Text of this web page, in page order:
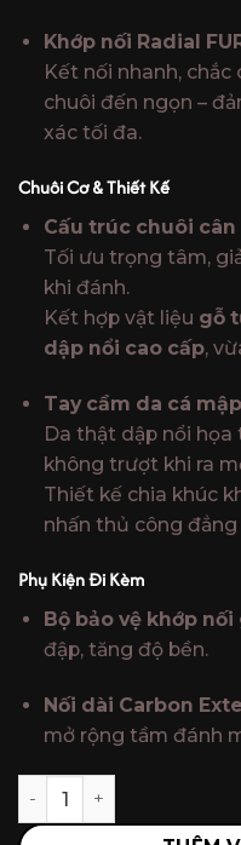
Khớp nối Radial
Kết nối nhanh,
chuôi đến ngọn –
xác tối đa.
Chuôi Cơ & Thiết Kế
Cấu trúc chuôi
Tối ưu trọng tâm,
khi đánh.
Kết hợp vật liệu gỗ
dập nổi cao cấp,
Tay cầm da cá
Da thật dập nổi
không trượt khi ra
Thiết kế chia khúc
nhấn thủ công đẳng
Phụ Kiện Đi Kèm
Bộ bảo vệ khớp nối
đập, tăng độ bền.
Nối dài Carbon
mở rộng tầm đánh
FURY AS-5 Ngọn